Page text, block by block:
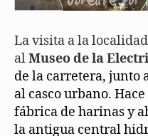
La visita a la
alMuseo de la
de la carretera, junto
al casco urbano.
fábrica de harinas y
la antigua central